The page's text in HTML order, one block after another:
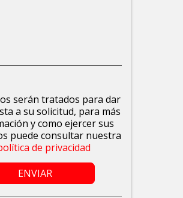
serán tratados para dar
a su solicitud, para más
y como ejercer sus
puede consultar nuestra
de privacidad
ENVIAR